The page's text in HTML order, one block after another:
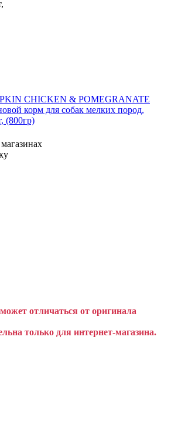
отличаться от оригинала
только для интернет-магазина.